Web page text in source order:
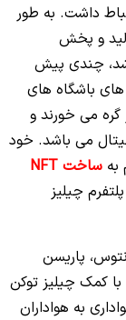
داشت. به طور
و پخش
چندی پیش
های باشگاه های
گره می خورند و
می باشد. خود
به
ساخت NFT
چیلیز
پاریسن
با کمک چیلیز توکن
به هواداران